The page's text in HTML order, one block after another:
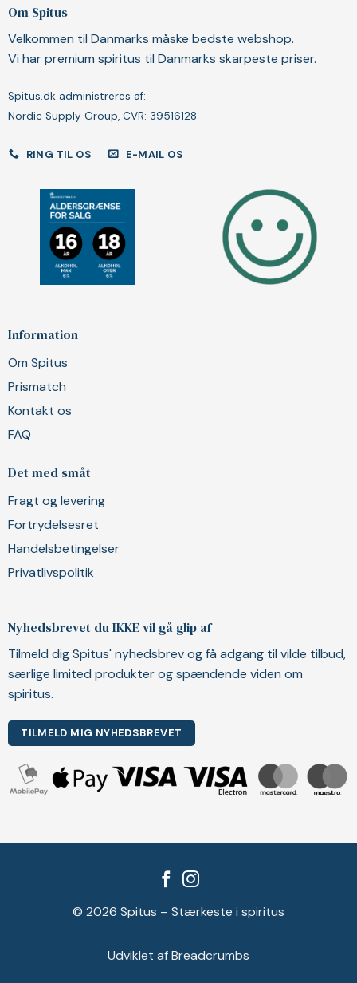
Om Spitus
Velkommen til Danmarks måske bedste webshop.
Vi har premium spiritus til Danmarks skarpeste priser.
Spitus.dk administreres af:
Nordic Supply Group, CVR: 39516128
RING TIL OS E-MAIL OS
Information
Om Spitus
Prismatch
Kontakt os
FAQ
Det med småt
Fragt og levering
Fortrydelsesret
Handelsbetingelser
Privatlivspolitik
Nyhedsbrevet du IKKE vil gå glip af
Tilmeld dig Spitus' nyhedsbrev og få adgang til vilde tilbud,
særlige limited produkter og spændende viden om
spiritus.
TILMELD MIG NYHEDSBREVET
© 2026 Spitus – Stærkeste i spiritus
Udviklet af Breadcrumbs